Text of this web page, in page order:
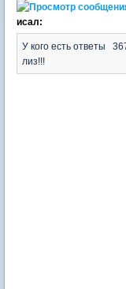
исал:
У кого есть ответы
лиз!!!